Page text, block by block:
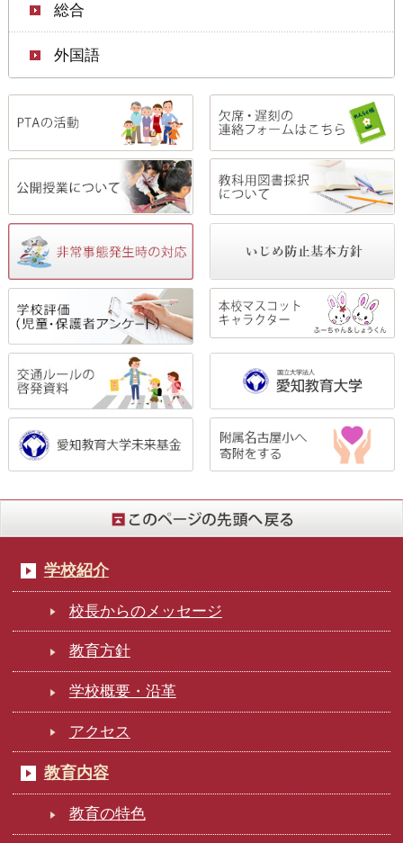
総合
外国語
学校紹介
校長からのメッセージ
教育方針
学校概要・沿革
アクセス
教育内容
教育の特色